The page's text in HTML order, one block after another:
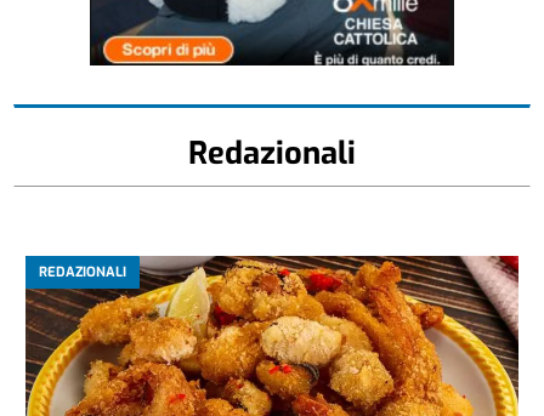
Redazionali
REDAZIONALI